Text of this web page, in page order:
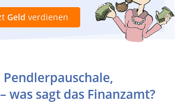
Geld verdienen
was sagt das Finanzamt?